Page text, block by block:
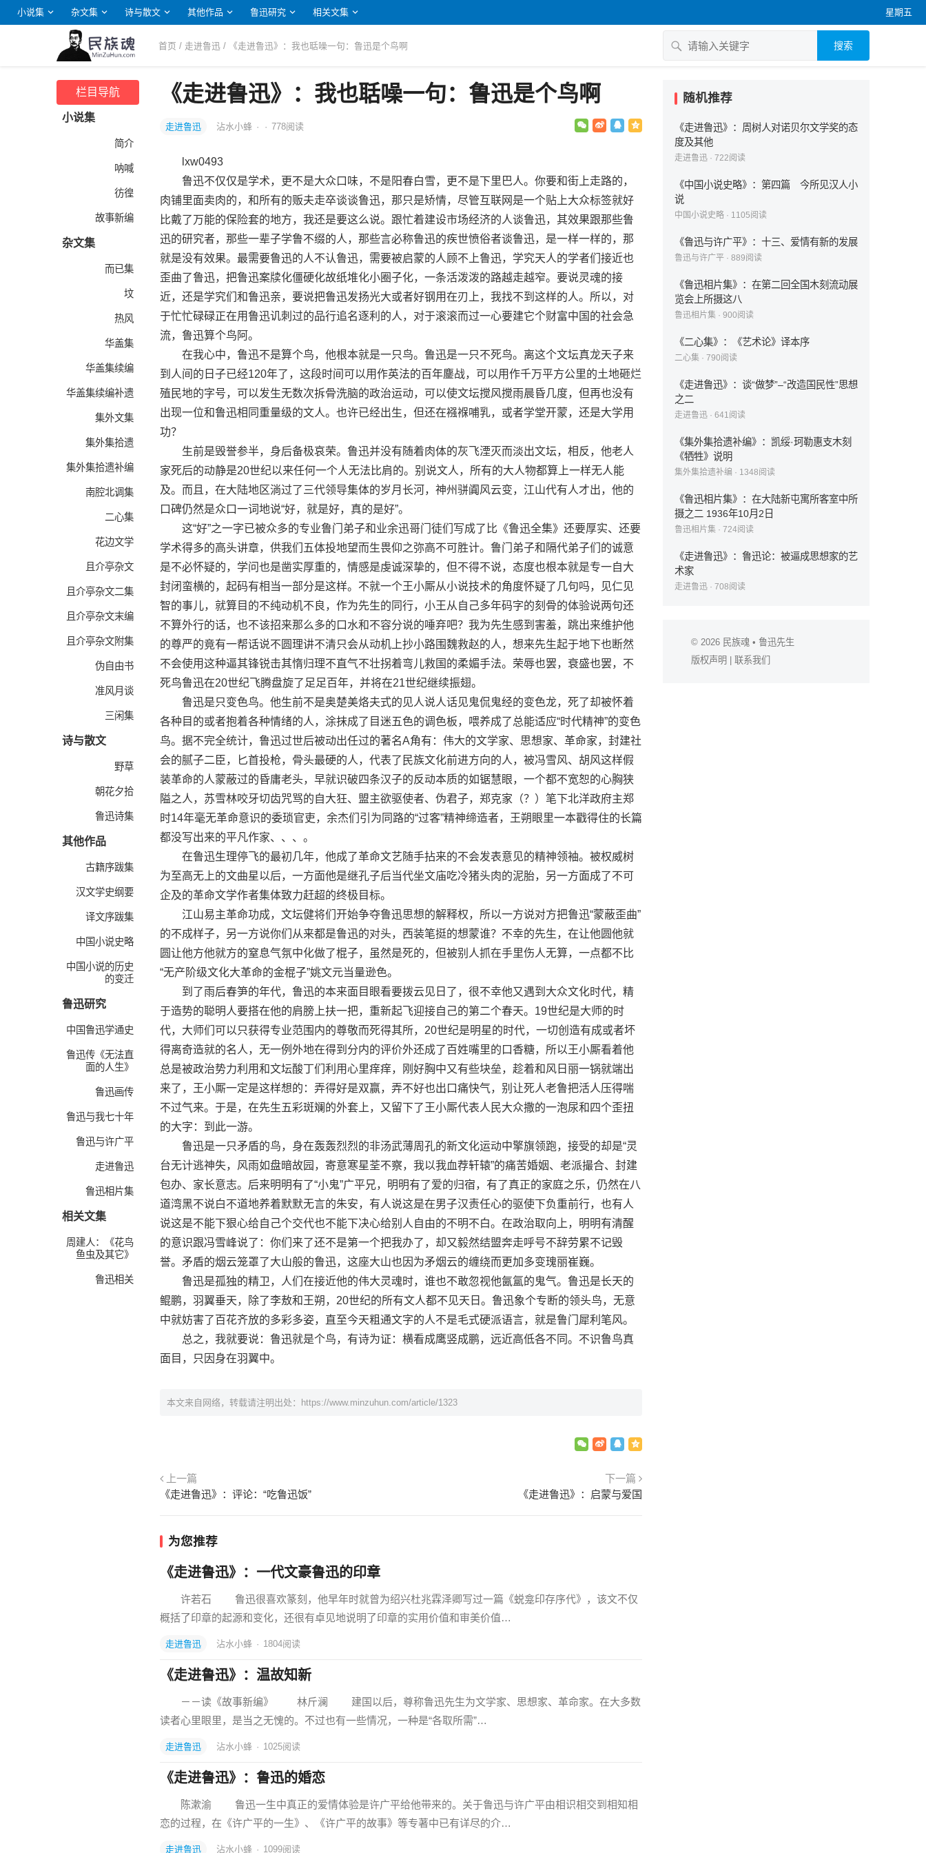
小说集 杂文集 诗与散文 其他作品 鲁迅研究 相关文集 星期五
首页 / 走进鲁迅 / 《走进鲁迅》：我也聒噪一句：鲁迅是个鸟啊 搜索
栏目导航
小说集
简介
呐喊
彷徨
故事新编
杂文集
而已集
坟
热风
华盖集
华盖集续编
华盖集续编补遗
集外文集
集外集拾遗
集外集拾遗补编
南腔北调集
二心集
花边文学
且介亭杂文
且介亭杂文二集
且介亭杂文末编
且介亭杂文附集
伪自由书
准风月谈
三闲集
诗与散文
野草
朝花夕拾
鲁迅诗集
其他作品
古籍序跋集
汉文学史纲要
译文序跋集
中国小说史略
中国小说的历史
的变迁
鲁迅研究
中国鲁迅学通史
鲁迅传《无法直
面的人生》
鲁迅画传
鲁迅与我七十年
鲁迅与许广平
走进鲁迅
鲁迅相片集
相关文集
周建人：《花鸟
鱼虫及其它》
鲁迅相关
《走进鲁迅》：我也聒噪一句：鲁迅是个鸟啊
走进鲁迅 沾水小蜂 · · 778阅读
lxw0493
鲁迅不仅仅是学术，更不是大众口味，不是阳春白雪，更不是下里巴人。你要和街上走路的，
肉铺里面卖肉的，和所有的贩夫走卒谈谈鲁迅，那只是矫情，尽管互联网是一个贴上大众标签就好
比戴了万能的保险套的地方，我还是要这么说。跟忙着建设市场经济的人谈鲁迅，其效果跟那些鲁
迅的研究者，那些一辈子学鲁不缀的人，那些言必称鲁迅的疾世愤俗者谈鲁迅，是一样一样的，那
就是没有效果。最需要鲁迅的人不认鲁迅，需要被启蒙的人顾不上鲁迅，学究天人的学者们接近也
歪曲了鲁迅，把鲁迅案牍化僵硬化故纸堆化小圈子化，一条活泼泼的路越走越窄。要说灵魂的接
近，还是学究们和鲁迅亲，要说把鲁迅发扬光大或者好钢用在刃上，我找不到这样的人。所以，对
于忙忙碌碌正在用鲁迅讥刺过的品行追名逐利的人，对于滚滚而过一心要建它个财富中国的社会急
流，鲁迅算个鸟阿。
在我心中，鲁迅不是算个鸟，他根本就是一只鸟。鲁迅是一只不死鸟。离这个文坛真龙天子来
到人间的日子已经120年了，这段时间可以用作英法的百年鏖战，可以用作千万平方公里的土地砸烂
殖民地的字号，可以发生无数次拆骨洗脑的政治运动，可以使文坛搅风搅雨晨昏几度，但再也没有
出现一位和鲁迅相同重量级的文人。也许已经出生，但还在襁褓哺乳，或者学堂开蒙，还是大学用
功？
生前是毁誉参半，身后备极哀荣。鲁迅并没有随着肉体的灰飞湮灭而淡出文坛，相反，他老人
家死后的动静是20世纪以来任何一个人无法比肩的。别说文人，所有的大人物都算上一样无人能
及。而且，在大陆地区淌过了三代领导集体的岁月长河，神州骈阗风云变，江山代有人才出，他的
口碑仍然是众口一词地说“好，就是好，真的是好”。
这“好”之一字已被众多的专业鲁门弟子和业余迅哥门徒们写成了比《鲁迅全集》还要厚实、还要
学术得多的高头讲章，供我们五体投地望而生畏仰之弥高不可胜计。鲁门弟子和隔代弟子们的诚意
是不必怀疑的，学问也是凿实厚重的，情感是虔诚深挚的，但不得不说，态度也根本就是专一自大
封闭蛮横的，起码有相当一部分是这样。不就一个王小厮从小说技术的角度怀疑了几句吗，见仁见
智的事儿，就算目的不纯动机不良，作为先生的同行，小王从自己多年码字的刻骨的体验说两句还
不算外行的话，也不该招来那么多的口水和不容分说的唾弃吧？我为先生感到害羞，跳出来维护他
的尊严的竟有一帮话说不圆理讲不清只会从动机上抄小路围魏救赵的人，想来先生起于地下也断然
不会使用这种逼其锋锐击其惰归理不直气不壮拐着弯儿救国的柔媚手法。荣辱也罢，衰盛也罢，不
死鸟鲁迅在20世纪飞腾盘旋了足足百年，并将在21世纪继续振翅。
鲁迅是只变色鸟。他生前不是奥楚美烙夫式的见人说人话见鬼侃鬼经的变色龙，死了却被怀着
各种目的或者抱着各种情绪的人，涂抹成了目迷五色的调色板，喂养成了总能适应“时代精神”的变色
鸟。据不完全统计，鲁迅过世后被动出任过的著名A角有：伟大的文学家、思想家、革命家，封建社
会的腻子二臣，匕首投枪，骨头最硬的人，代表了民族文化前进方向的人，被冯雪风、胡风这样假
装革命的人蒙蔽过的昏庸老头，早就识破四条汉子的反动本质的如锯慧眼，一个都不宽恕的心胸狭
隘之人，苏雪林咬牙切齿咒骂的自大狂、盟主欲驱使者、伪君子，郑克家（？）笔下北洋政府主郑
时14年毫无革命意识的委琐官吏，余杰们引为同路的“过客”精神缔造者，王朔眼里一本戳得住的长篇
都没写出来的平凡作家、、、。
在鲁迅生理停飞的最初几年，他成了革命文艺随手拈来的不会发表意见的精神领袖。被权威树
为至高无上的文曲星以后，一方面他是继孔子后当代坐文庙吃冷猪头肉的泥胎，另一方面成了不可
企及的革命文学作者集体致力赶超的终极目标。
江山易主革命功成，文坛健将们开始争夺鲁迅思想的解释权，所以一方说对方把鲁迅“蒙蔽歪曲”
的不成样子，另一方说你们从来都是鲁迅的对头，西装笔挺的想蒙谁？不幸的先生，在让他圆他就
圆让他方他就方的窒息气氛中化做了棍子，虽然是死的，但被别人抓在手里伤人无算，一点都不比
“无产阶级文化大革命的金棍子”姚文元当量逊色。
到了雨后春笋的年代，鲁迅的本来面目眼看要拨云见日了，很不幸他又遇到大众文化时代，精
于造势的聪明人要搭在他的肩膀上扶一把，重新起飞迎接自己的第二个春天。19世纪是大师的时
代，大师们可以只获得专业范围内的尊敬而死得其所，20世纪是明星的时代，一切创造有成或者坏
得离奇造就的名人，无一例外地在得到分内的评价外还成了百姓嘴里的口香糖，所以王小厮看着他
总是被政治势力利用和文坛酸丁们利用心里痒痒，刚好胸中又有些块垒，趁着和风日丽一锅就端出
来了，王小厮一定是这样想的：弄得好是双赢，弄不好也出口痛快气，别让死人老鲁把活人压得喘
不过气来。于是，在先生五彩斑斓的外套上，又留下了王小厮代表人民大众撒的一泡尿和四个歪扭
的大字：到此一游。
鲁迅是一只矛盾的鸟，身在轰轰烈烈的非汤武薄周孔的新文化运动中擎旗领跑，接受的却是“灵
台无计逃神失，风雨如盘暗故园，寄意寒星荃不察，我以我血荐轩辕”的痛苦婚姻、老派撮合、封建
包办、家长意志。后来明明有了“小鬼”广平兄，明明有了爱的归宿，有了真正的家庭之乐，仍然在八
道湾黑不说白不道地养着默默无言的朱安，有人说这是在男子汉责任心的驱使下负重前行，也有人
说这是不能下狠心给自己个交代也不能下决心给别人自由的不明不白。在政治取向上，明明有清醒
的意识跟冯雪峰说了：你们来了还不是第一个把我办了，却又毅然结盟奔走呼号不辞劳累不记毁
誉。矛盾的烟云笼罩了大山般的鲁迅，这座大山也因为矛烟云的缠绕而更加多变瑰丽崔巍。
鲁迅是孤独的精卫，人们在接近他的伟大灵魂时，谁也不敢忽视他氤氲的鬼气。鲁迅是长天的
鲲鹏，羽翼垂天，除了李敖和王朔，20世纪的所有文人都不见天日。鲁迅象个专断的领头鸟，无意
中就妨害了百花齐放的多彩多姿，直至今天粗通文字的人不是毛式硬派语言，就是鲁门犀利笔风。
总之，我就要说：鲁迅就是个鸟，有诗为证：横看成鹰竖成鹏，远近高低各不同。不识鲁鸟真
面目，只因身在羽翼中。
本文来自网络，转载请注明出处： https://www.minzuhun.com/article/1323
上一篇
《走进鲁迅》：评论：“吃鲁迅饭”
下一篇
《走进鲁迅》：启蒙与爱国
为您推荐
《走进鲁迅》：一代文豪鲁迅的印章
许若石 鲁迅很喜欢篆刻，他早年时就曾为绍兴杜兆霖泽卿写过一篇《蜕龛印存序代》，该文不仅
概括了印章的起源和变化，还很有卓见地说明了印章的实用价值和审美价值…
走进鲁迅 沾水小蜂 · 1804阅读
《走进鲁迅》：温故知新
－－读《故事新编》 林斤澜 建国以后，尊称鲁迅先生为文学家、思想家、革命家。在大多数
读者心里眼里，是当之无愧的。不过也有一些情况，一种是“各取所需”…
走进鲁迅 沾水小蜂 · 1025阅读
《走进鲁迅》：鲁迅的婚恋
陈漱渝 鲁迅一生中真正的爱情体验是许广平给他带来的。关于鲁迅与许广平由相识相交到相知相
恋的过程，在《许广平的一生》、《许广平的故事》等专著中已有详尽的介…
走进鲁迅 沾水小蜂 · 1099阅读
随机推荐
《走进鲁迅》：周树人对诺贝尔文学奖的态
度及其他
走进鲁迅 · 722阅读
《中国小说史略》：第四篇 今所见汉人小
说
中国小说史略 · 1105阅读
《鲁迅与许广平》：十三、爱情有新的发展
鲁迅与许广平 · 889阅读
《鲁迅相片集》：在第二回全国木刻流动展
览会上所摄这八
鲁迅相片集 · 900阅读
《二心集》：《艺术论》译本序
二心集 · 790阅读
《走进鲁迅》：谈“做梦”–“改造国民性”思想
之二
走进鲁迅 · 641阅读
《集外集拾遗补编》：凯绥·珂勒惠支木刻
《牺牲》说明
集外集拾遗补编 · 1348阅读
《鲁迅相片集》：在大陆新屯寓所客室中所
摄之二 1936年10月2日
鲁迅相片集 · 724阅读
《走进鲁迅》：鲁迅论：被逼成思想家的艺
术家
走进鲁迅 · 708阅读
© 2026 民族魂 • 鲁迅先生
版权声明
联系我们